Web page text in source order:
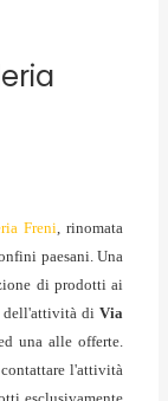
Freni, rinomata
paesani. Una
di prodotti ai
dell'attività di Via
una alle offerte.
l'attività